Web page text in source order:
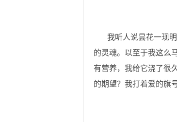
我听人说昙花一现明
的灵魂。以至于我这么
有营养，我给它浇了很
的期望？我打着爱的旗